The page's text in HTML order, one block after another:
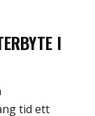
I
tid ett